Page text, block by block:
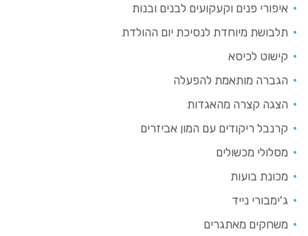
איפורי פנים וקעקועים לבנים ובנות
תלבושת מיוחדת לנסיכת יום ההולדת
קישוט לכיסא
הגברה מותאמת להפעלה
הצגה קצרה מהאגדות
קרנבל ריקודים עם המון אביזרים
מסלולי מכשולים
מכונת בועות
ג'ימבורי נייד
משחקים מאתגרים